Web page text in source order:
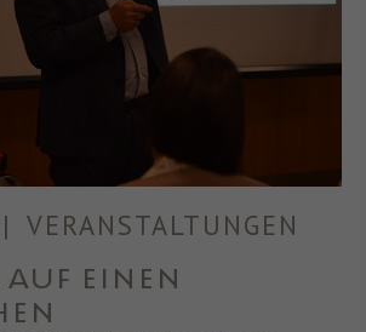
| VERANSTALTUNGEN
auf einen